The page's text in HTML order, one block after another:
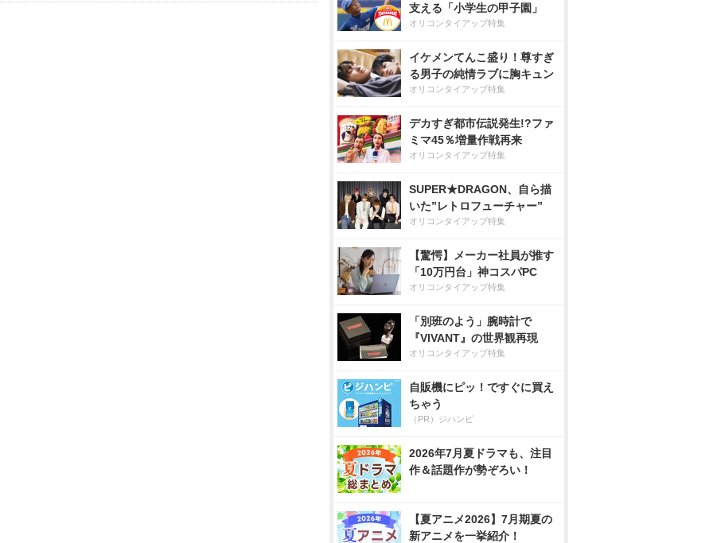
支える「小学生の甲子園」
オリコンタイアップ特集
イケメンてんこ盛り！尊すぎ
る男子の純情ラブに胸キュン
オリコンタイアップ特集
デカすぎ都市伝説発生!?ファ
ミマ45％増量作戦再来
オリコンタイアップ特集
SUPER★DRAGON、自ら描
いた”レトロフューチャー”
オリコンタイアップ特集
【驚愕】メーカー社員が推す
「10万円台」神コスパPC
オリコンタイアップ特集
「別班のよう」腕時計で
『VIVANT』の世界観再現
オリコンタイアップ特集
自販機にピッ！ですぐに買え
ちゃう
（PR）ジハンピ
2026年7月夏ドラマも、注目
作＆話題作が勢ぞろい！
【夏アニメ2026】7月期夏の
新アニメを一挙紹介！